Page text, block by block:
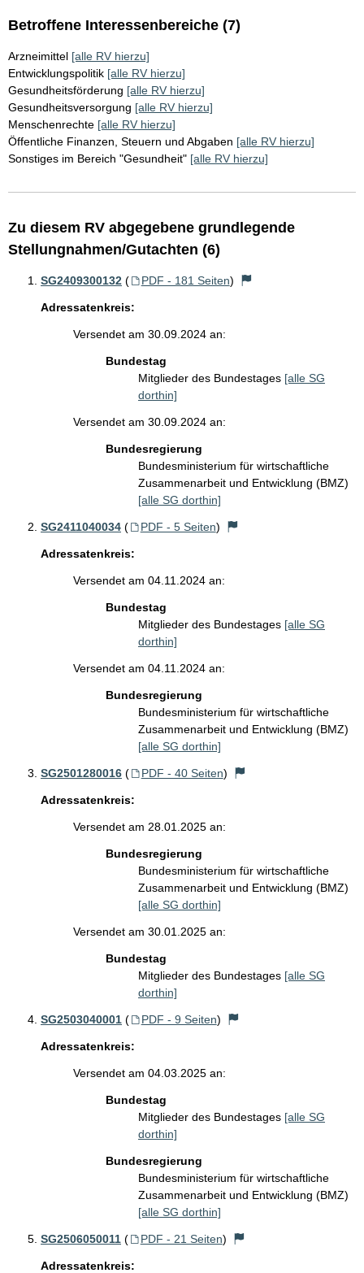
Betroffene Interessenbereiche (7)
Arzneimittel [alle RV hierzu]
Entwicklungspolitik [alle RV hierzu]
Gesundheitsförderung [alle RV hierzu]
Gesundheitsversorgung [alle RV hierzu]
Menschenrechte [alle RV hierzu]
Öffentliche Finanzen, Steuern und Abgaben [alle RV hierzu]
Sonstiges im Bereich "Gesundheit" [alle RV hierzu]
Zu diesem RV abgegebene grundlegende
Stellungnahmen/Gutachten (6)
SG2409300132 ( PDF - 181 Seiten)
Adressatenkreis:
Versendet am 30.09.2024 an:
Bundestag
Mitglieder des Bundestages [alle SG
dorthin]
Versendet am 30.09.2024 an:
Bundesregierung
Bundesministerium für wirtschaftliche
Zusammenarbeit und Entwicklung (BMZ)
[alle SG dorthin]
SG2411040034 ( PDF - 5 Seiten)
Adressatenkreis:
Versendet am 04.11.2024 an:
Bundestag
Mitglieder des Bundestages [alle SG
dorthin]
Versendet am 04.11.2024 an:
Bundesregierung
Bundesministerium für wirtschaftliche
Zusammenarbeit und Entwicklung (BMZ)
[alle SG dorthin]
SG2501280016 ( PDF - 40 Seiten)
Adressatenkreis:
Versendet am 28.01.2025 an:
Bundesregierung
Bundesministerium für wirtschaftliche
Zusammenarbeit und Entwicklung (BMZ)
[alle SG dorthin]
Versendet am 30.01.2025 an:
Bundestag
Mitglieder des Bundestages [alle SG
dorthin]
SG2503040001 ( PDF - 9 Seiten)
Adressatenkreis:
Versendet am 04.03.2025 an:
Bundestag
Mitglieder des Bundestages [alle SG
dorthin]
Bundesregierung
Bundesministerium für wirtschaftliche
Zusammenarbeit und Entwicklung (BMZ)
[alle SG dorthin]
SG2506050011 ( PDF - 21 Seiten)
Adressatenkreis: